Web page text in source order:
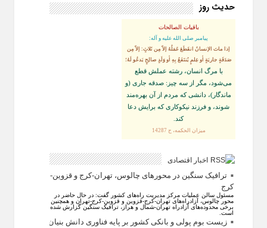
حدیث روز
باقیات الصالحات
پيامبر صلى‏ الله‏ عليه ‏و‏ آله:
إذا ماتَ الإنسانُ انقَطَعَ عَمَلُهُ إلاّ مِن ثَلاثٍ: إلاّ مِن
صَدَقَةٍ جاريَةٍ أو عِلمٍ يُنتَفَعُ بِهِ أو وَلَدٍ صالِحٍ يَدعُو لَهُ؛
با مرگ انسان، رشته عملش قطع
مى‌شود، مگر از سه چيز: صدقه جارى (و
ماندگار)، دانشى كه مردم از آن بهره‏‌مند
شوند، و فرزند نيكوكارى كه برايش دعا
كند.
ميزان الحكمه، ح 14287
اخبار اقتصادی
ترافیک سنگین در محورهای چالوس، تهران-کرج و قزوین-
کرج
مسئول سالن عملیات مرکز مدیریت راه‌های کشور گفت: در حال حاضر در
محور چالوس، آزادراه‌های تهران-کرج-قزوین و قزوین-کرج-تهران و همچنین
برخی محدوده‌های آزادراه تهران-شمال و هراز، ترافیک سنگین گزارش شده
است.
زیست بوم پولی و بانکی کشور بر پایه فناوری دانش بنیان